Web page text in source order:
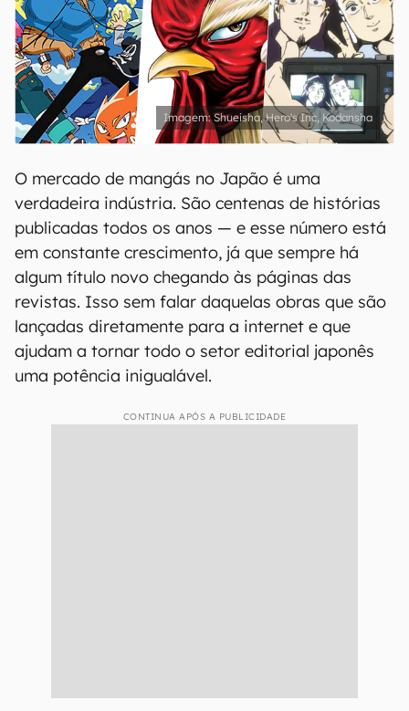
Shueisha, Hero's Inc, Kodansha
O mercado de mangás no Japão é uma
verdadeira indústria. São centenas de histórias
publicadas todos os anos — e esse número está
em constante crescimento, já que sempre há
algum título novo chegando às páginas das
revistas. Isso sem falar daquelas obras que são
lançadas diretamente para a internet e que
ajudam a tornar todo o setor editorial japonês
uma potência inigualável.
CONTINUA APÓS A PUBLICIDADE